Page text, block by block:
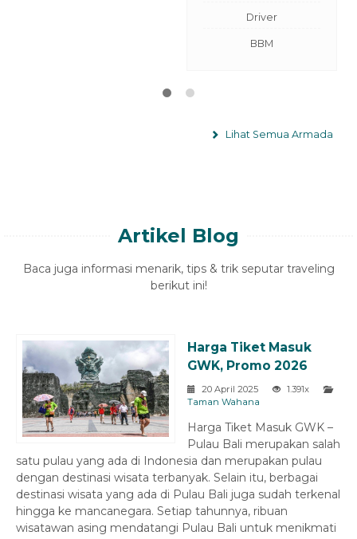
Lihat Semua Armada
Artikel Blog
Baca juga informasi menarik, tips & trik seputar traveling
berikut ini!
Harga Tiket Masuk
GWK, Promo 2026
20 April 2025
1.391x
Taman Wahana
Harga Tiket Masuk GWK –
Pulau Bali merupakan salah
satu pulau yang ada di Indonesia dan merupakan pulau
dengan destinasi wisata terbanyak. Selain itu, berbagai
destinasi wisata yang ada di Pulau Bali juga sudah terkenal
hingga ke mancanegara. Setiap tahunnya, ribuan
wisatawan asing mendatangi Pulau Bali untuk menikmati